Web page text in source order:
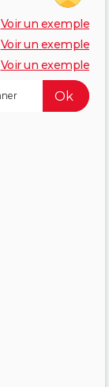
Voir un exemple
Voir un exemple
Voir un exemple